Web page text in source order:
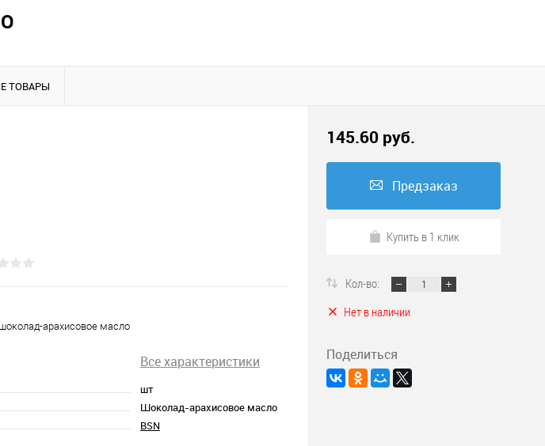
ТОВАРЫ
арахисовое масло
Все характеристики
шт
Шоколад-арахисовое масло
BSN
145.60 руб.
Предзаказ
Купить в 1 клик
Кол-во:
Нет в наличии
Поделиться